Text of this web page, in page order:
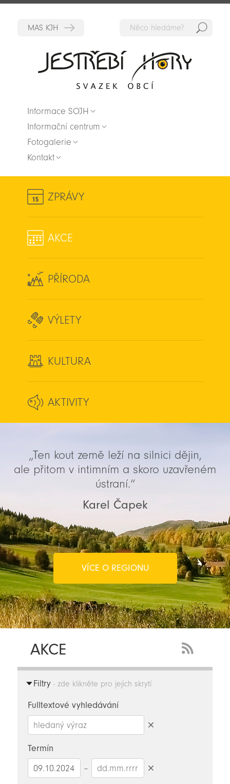
Informace SOJH
Informační centrum
Fotogalerie
Kontakt
ZPRÁVY
AKCE
PŘÍRODA
VÝLETY
KULTURA
AKTIVITY
„Ten kout země leží na silnici dějin,
ale přitom v intimním a skoro uzavřeném
ústraní.“
Karel Čapek
VÍCE O REGIONU
AKCE
Feed
Filtry- zde klikněte pro jejich skrytí
Fulltextové vyhledávání
Termín
–